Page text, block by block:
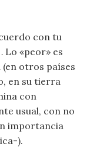
con tu
Lo «peor» es
(en otros países
en su tierra
con
usual, con no
importancia
).